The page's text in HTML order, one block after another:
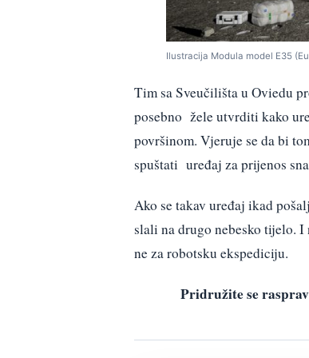
Ilustracija Modula model E35
Tim sa Sveučilišta u Oviedu
posebno žele utvrditi kako
površinom. Vjeruje se da bi
spuštati uređaj za prijenos
Ako se takav uređaj ikad
slali na drugo nebesko tijelo. I
ne za robotsku ekspediciju.
Pridružite se